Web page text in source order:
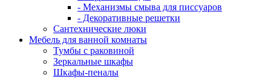
- Механизмы смыва для писсуаров
- Декоративные решетки
Сантехнические люки
Мебель для ванной комнаты
Тумбы с раковиной
Зеркальные шкафы
Шкафы-пеналы